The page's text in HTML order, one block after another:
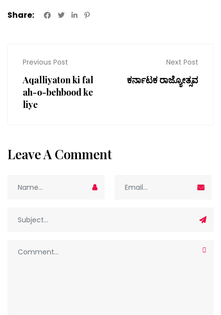
Share:
Previous Post
Aqalliyaton ki fal
ah-o-behbood ke
liye
Next Post
ಕರ್ನಾಟಕ ರಾಜ್ಯೋತ್ಸವ
Leave A Comment